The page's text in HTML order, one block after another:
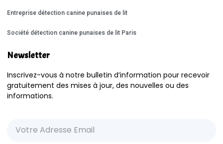
Entreprise détection canine punaises de lit
Société détection canine punaises de lit Paris
Newsletter
Inscrivez-vous à notre bulletin d’information pour recevoir
gratuitement des mises à jour, des nouvelles ou des
informations.